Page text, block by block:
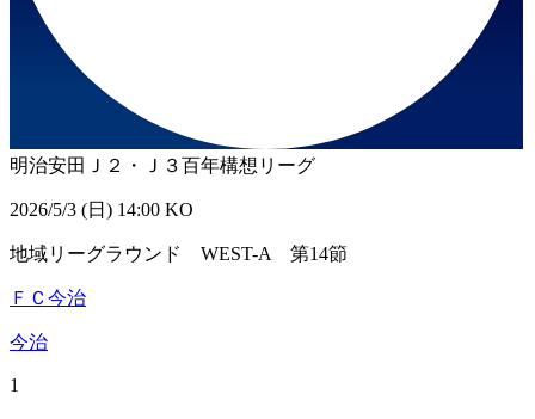
明治安田Ｊ２・Ｊ３百年構想リーグ
2026/5/3 (日) 14:00 KO
地域リーグラウンド WEST-A 第14節
ＦＣ今治
今治
1